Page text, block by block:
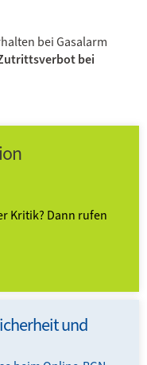
bei Gasalarm
bei
Kritik? Dann rufen
und